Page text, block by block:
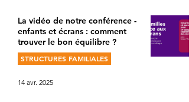
La vidéo de notre conférence -
enfants et écrans : comment
trouver le bon équilibre ?
STRUCTURES FAMILIALES
14 avr. 2025